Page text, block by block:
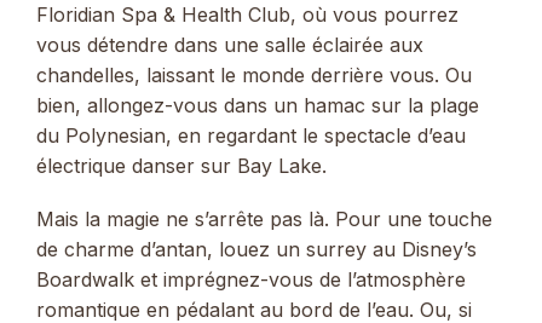
Floridian Spa & Health Club, où vous pourrez
vous détendre dans une salle éclairée aux
chandelles, laissant le monde derrière vous. Ou
bien, allongez-vous dans un hamac sur la plage
du Polynesian, en regardant le spectacle d’eau
électrique danser sur Bay Lake.
Mais la magie ne s’arrête pas là. Pour une touche
de charme d’antan, louez un surrey au Disney’s
Boardwalk et imprégnez-vous de l’atmosphère
romantique en pédalant au bord de l’eau. Ou, si